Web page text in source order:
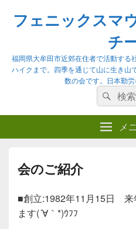
フェニックスマ
チ
福岡県大牟田市近郊在住者で活動する
ハイクまで。四季を通じて山に生き山
数の会です。日本勤労
検
索:
検
索
メ
会のご紹介
■創立:1982年11月15日 来
ます(´∀｀*)ｳﾌﾌ